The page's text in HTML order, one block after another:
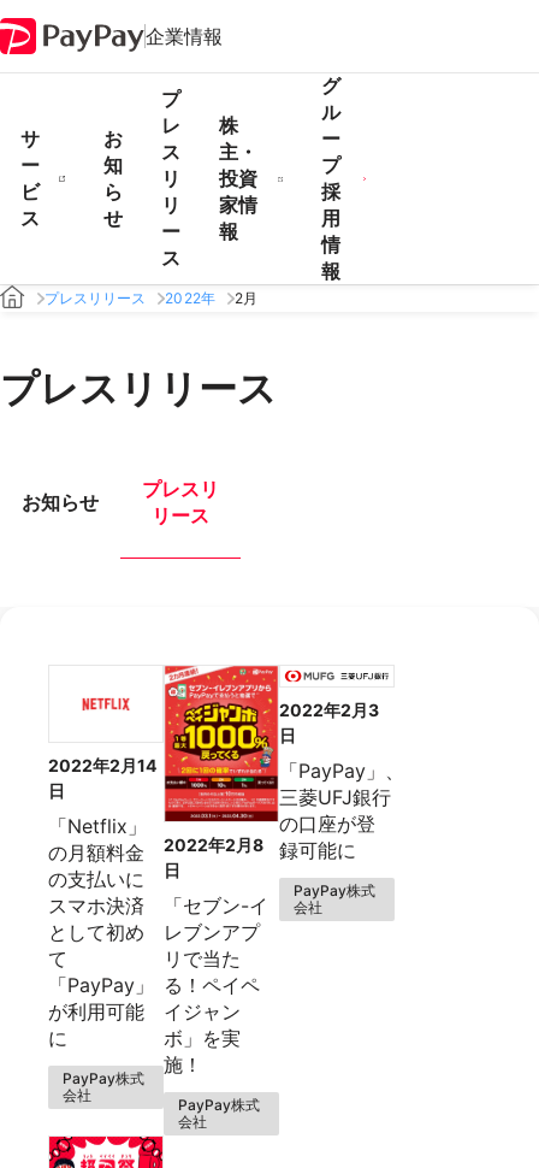
企業情報
サ
ー
ビ
ス
お
知
ら
せ
プ
レ
ス
リ
リ
ー
ス
株
主・
投資
家情
報
グ
ル
ー
プ
採
用
情
報
プレスリリース 2022年 2月
プレスリリース
お知らせ
プレスリ
リース
2022年2月14
日
「Netflix」
の月額料金
の支払いに
スマホ決済
として初め
て
「PayPay」
が利用可能
に
PayPay株式
会社
2022年2月8
日
「セブン-イ
レブンアプ
リで当た
る！ペイペ
イジャン
ボ」を実
施！
PayPay株式
会社
2022年2月3
日
「PayPay」、
三菱UFJ銀行
の口座が登
録可能に
PayPay株式
会社